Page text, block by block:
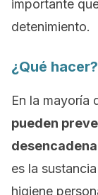
importante
detenimiento.
¿Qué hacer?
En la mayoría
pueden
es la
higiene